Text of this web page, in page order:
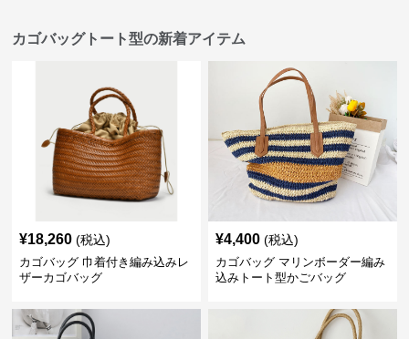
カゴバッグトート型の新着アイテム
¥18,260 (税込)
カゴバッグ 巾着付き編み込みレ
ザーカゴバッグ
¥4,400 (税込)
カゴバッグ マリンボーダー編み
込みトート型かごバッグ